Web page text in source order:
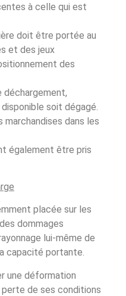
à celle qui est
doit être portée au
et des jeux
des
déchargement,
disponible soit dégagé.
marchandises dans les
également être pris
placée sur les
dommages
lui-même de
capacité portante.
une déformation
de ses conditions